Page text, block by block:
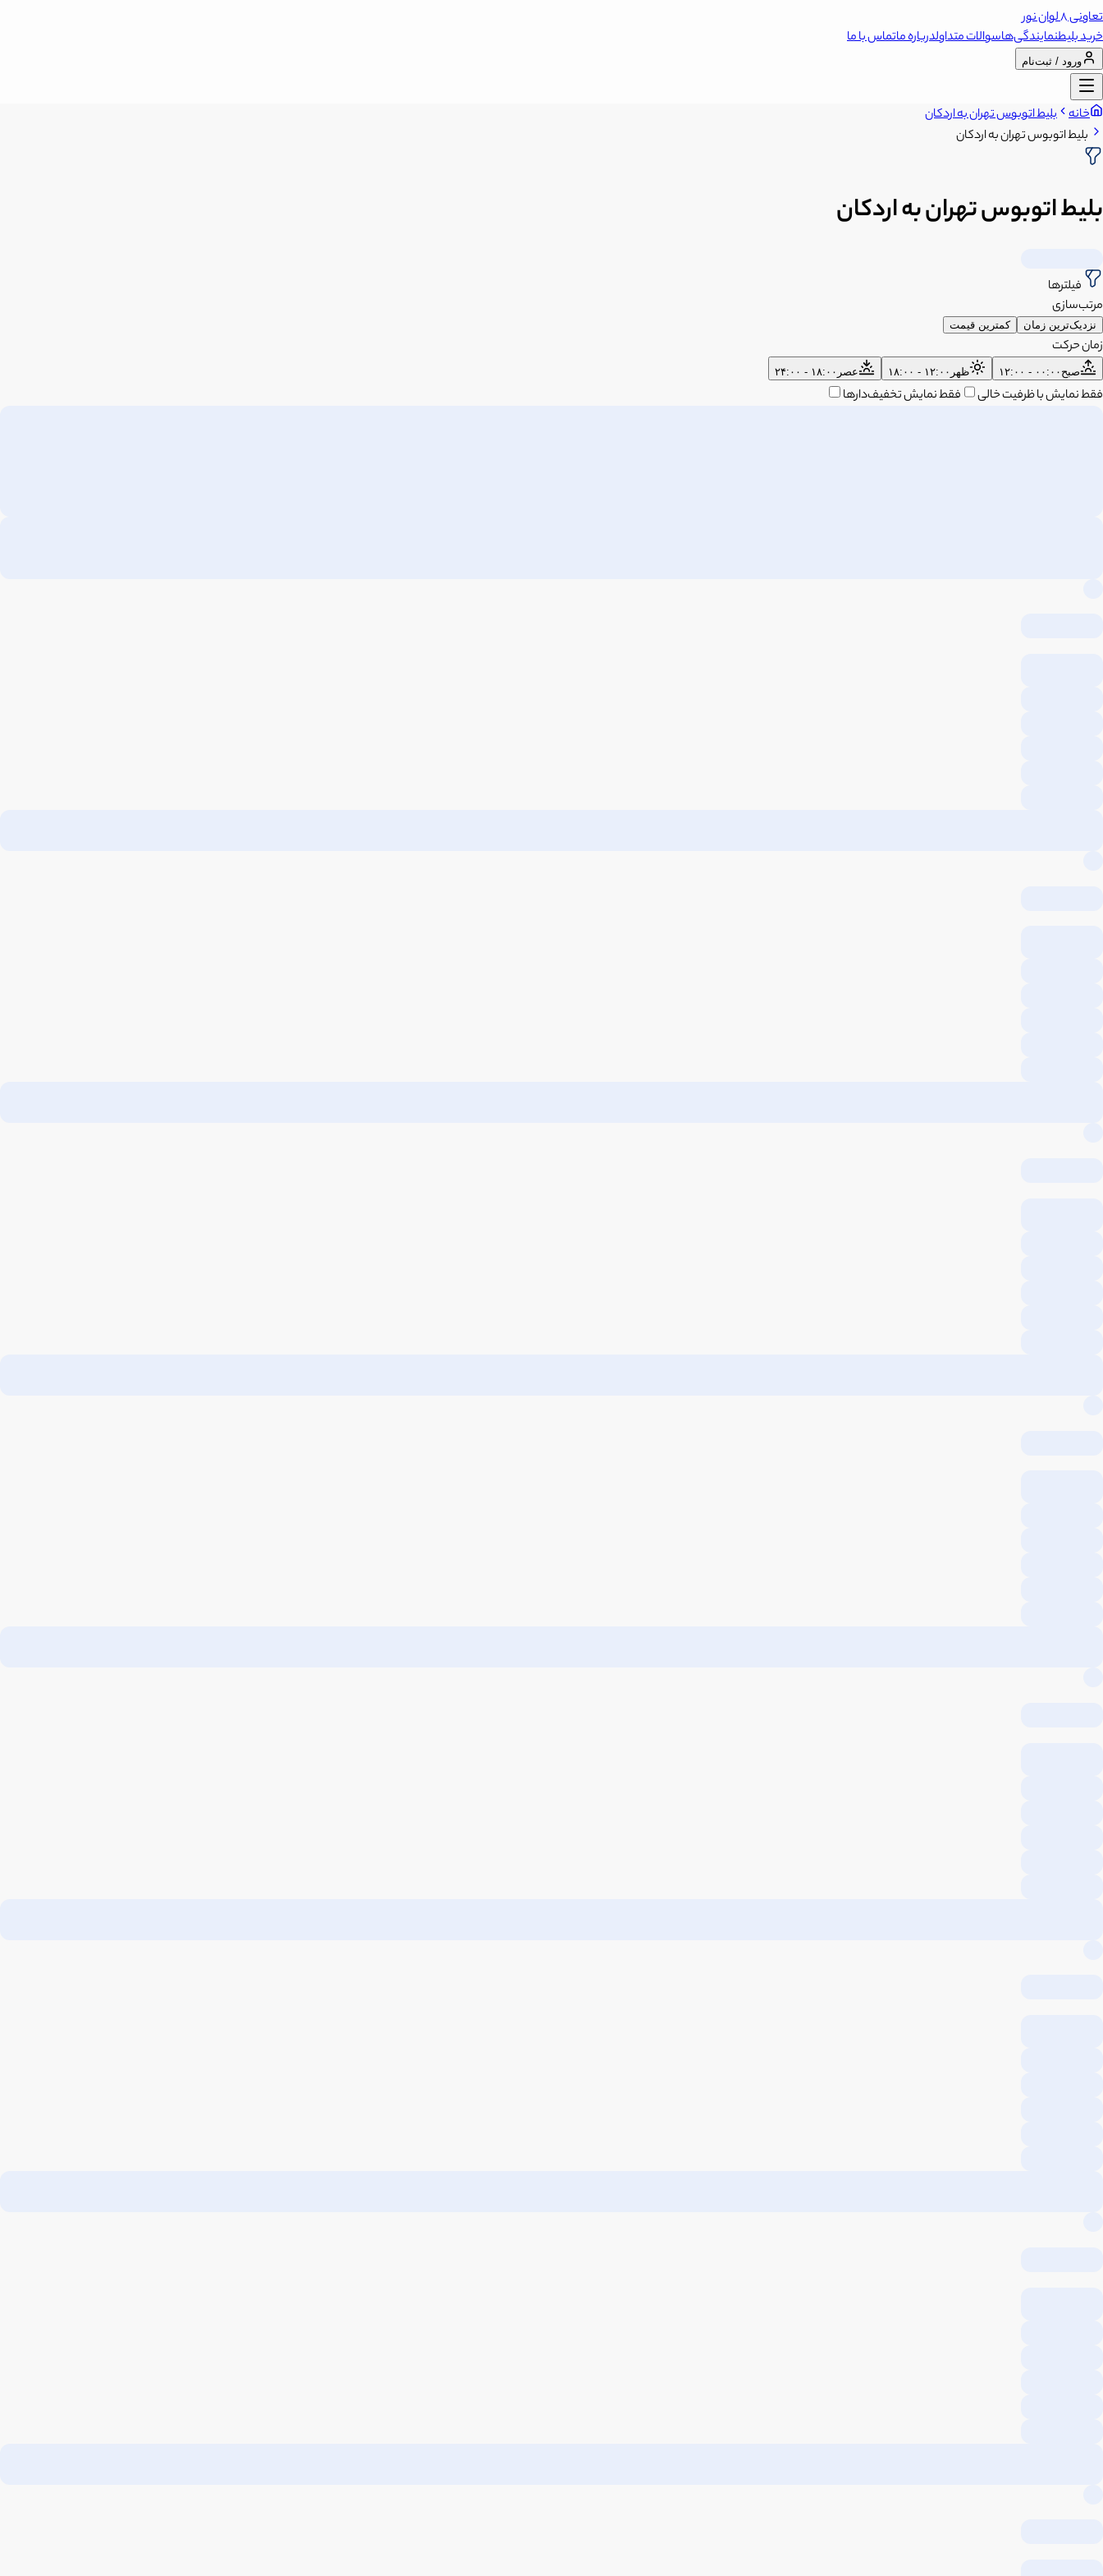
تعاونی 8 لوان نور
خرید بلیطنمایندگی‌هاسوالات متداولدرباره ماتماس با ما
ورود / ثبت‌نام
خانه بلیط اتوبوس تهران به اردکان
بلیط اتوبوس تهران به اردکان
بلیط اتوبوس تهران به اردکان
فیلترها
مرتب‌سازی
نزدیک‌ترین زمان کمترین قیمت
زمان حرکت
صبح ۰۰:۰۰ - ۱۲:۰۰ ظهر ۱۲:۰۰ - ۱۸:۰۰ عصر ۱۸:۰۰ - ۲۴:۰۰
فقط نمایش با ظرفیت خالی فقط نمایش تخفیف‌دارها